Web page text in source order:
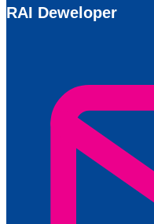
RAI Deweloper